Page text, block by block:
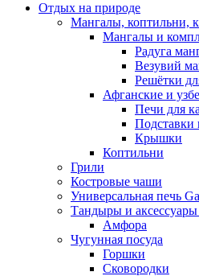
Отдых на природе
Мангалы, коптильни,
Мангалы и
Радуга
Везувий
Решётки
Афганские и
Печи для
Подставки
Крышки
Коптильни
Грили
Костровые чаши
Универсальная печь
Тандыры и
Амфора
Чугунная посуда
Горшки
Сковородки